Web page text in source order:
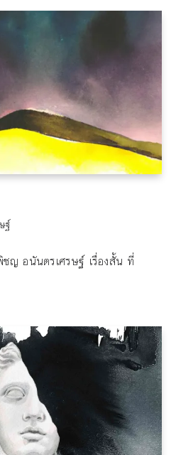
ฐ์
ญ อนันตรเศรษฐ์ เรื่องสั้น ที่